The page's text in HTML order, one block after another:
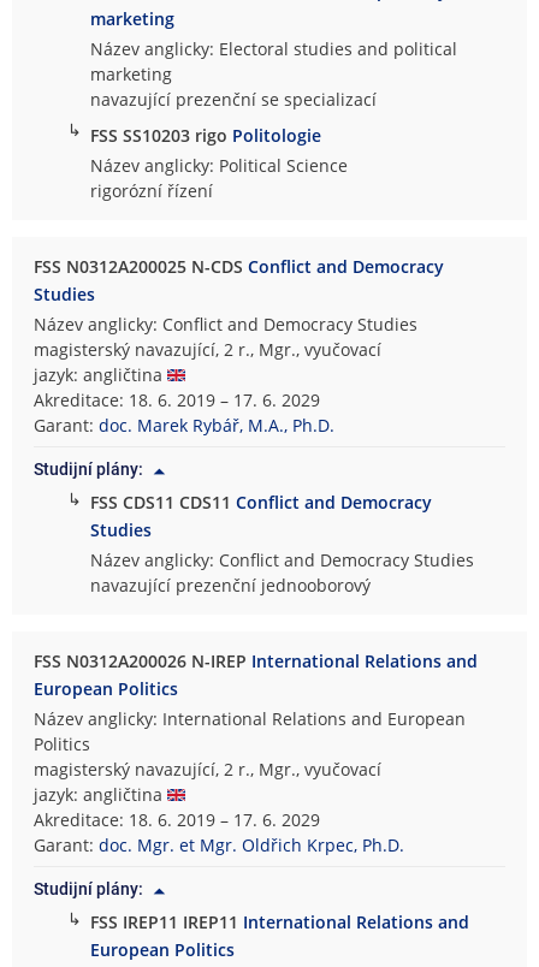
marketing
Název anglicky: Electoral studies and political
marketing
navazující prezenční se specializací
↳ FSS SS10203 rigo Politologie
Název anglicky: Political Science
rigorózní řízení
FSS N0312A200025 N-CDSConflict and Democracy
Studies
Název anglicky: Conflict and Democracy Studies
magisterský navazující, 2 r., Mgr., vyučovací
jazyk: angličtina
Akreditace: 18. 6. 2019 – 17. 6. 2029
Garant:doc. Marek Rybář, M.A., Ph.D.
Studijní plány:
↳ FSS CDS11 CDS11Conflict and Democracy
Studies
Název anglicky: Conflict and Democracy Studies
navazující prezenční jednooborový
FSS N0312A200026 N-IREP International Relations and
European Politics
Název anglicky: International Relations and European
Politics
magisterský navazující, 2 r., Mgr., vyučovací
jazyk: angličtina
Akreditace: 18. 6. 2019 – 17. 6. 2029
Garant:doc. Mgr. et Mgr. Oldřich Krpec, Ph.D.
Studijní plány:
↳ FSS IREP11 IREP11 International Relations and
European Politics